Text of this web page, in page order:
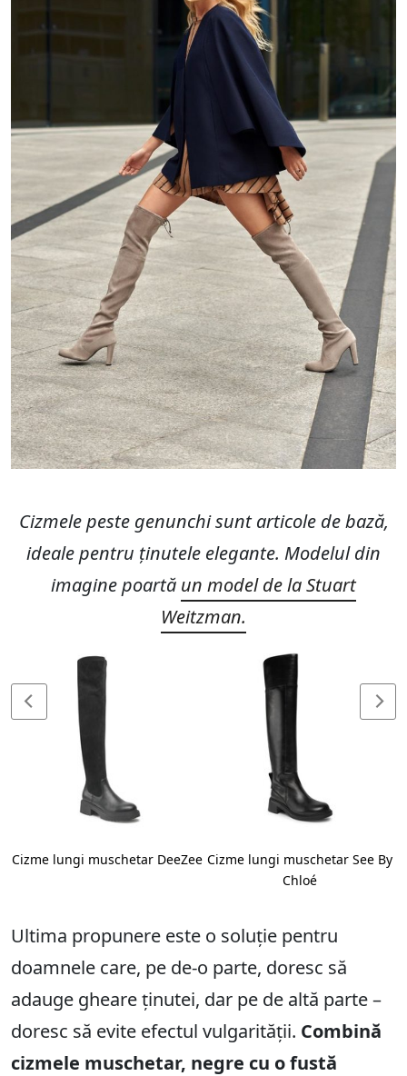
Cizmele peste genunchi sunt articole de bază,
ideale pentru ținutele elegante. Modelul din
imagine poartă un model de la Stuart
Weitzman.
Cizme lungi muschetar DeeZee Cizme lungi muschetar See By
Chloé
Ultima propunere este o soluție pentru
doamnele care, pe de-o parte, doresc să
adauge gheare ținutei, dar pe de altă parte –
doresc să evite efectul vulgarității. Combină
cizmele muschetar, negre cu o fustă